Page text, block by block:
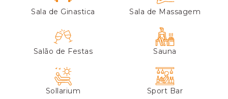
Sala de Ginastica Sala de Massagem
Salão de Festas Sauna
Sollarium Sport Bar